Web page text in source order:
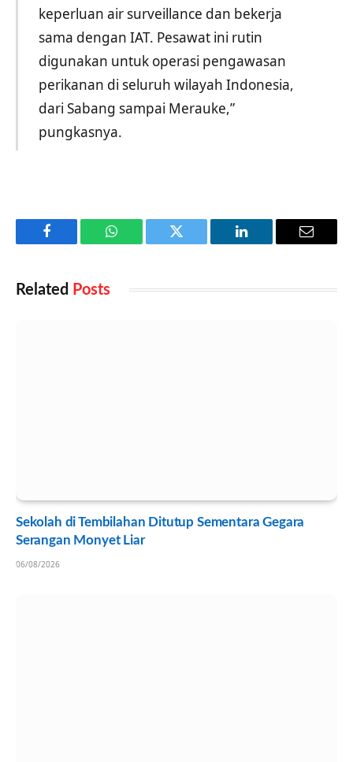
keperluan air surveillance dan bekerja
sama dengan IAT. Pesawat ini rutin
digunakan untuk operasi pengawasan
perikanan di seluruh wilayah Indonesia,
dari Sabang sampai Merauke,”
pungkasnya.
Facebook WhatsApp Twitter LinkedIn Email
Related Posts
Sekolah di Tembilahan Ditutup Sementara Gegara
Serangan Monyet Liar
06/08/2026